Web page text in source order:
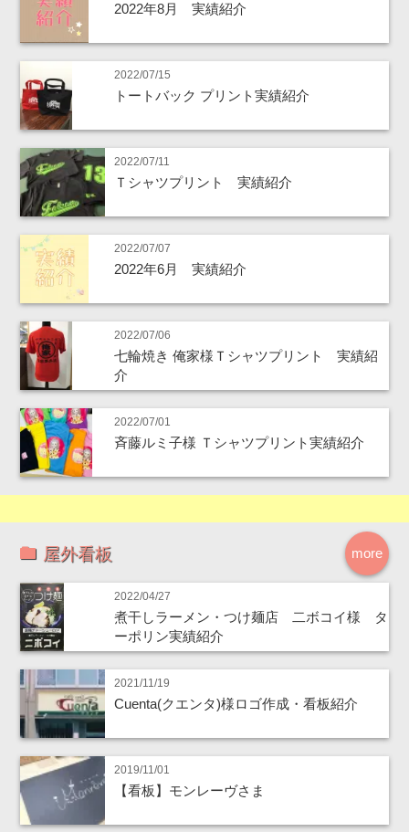
2022年8月 実績紹介
2022/07/15
トートバック プリント実績紹介
2022/07/11
Ｔシャツプリント 実績紹介
2022/07/07
2022年6月 実績紹介
2022/07/06
七輪焼き 俺家様Ｔシャツプリント 実績紹
介
2022/07/01
斉藤ルミ子様 Ｔシャツプリント実績紹介
more
屋外看板
2022/04/27
煮干しラーメン・つけ麺店 二ボコイ様 タ
ーポリン実績紹介
2021/11/19
Cuenta(クエンタ)様ロゴ作成・看板紹介
2019/11/01
【看板】モンレーヴさま